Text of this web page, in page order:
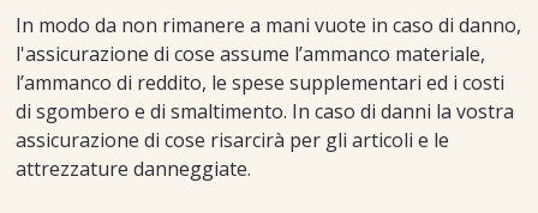
In modo da non rimanere a mani vuote in caso di danno,
l'assicurazione di cose assume l’ammanco materiale,
l’ammanco di reddito, le spese supplementari ed i costi
di sgombero e di smaltimento. In caso di danni la vostra
assicurazione di cose risarcirà per gli articoli e le
attrezzature danneggiate.